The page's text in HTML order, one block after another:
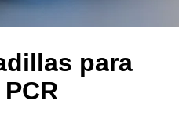
para